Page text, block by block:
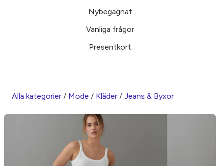
Nybegagnat
Vanliga frågor
Presentkort
Alla kategorier / Mode / Kläder / Jeans & Byxor